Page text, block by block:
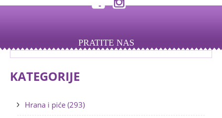
PRATITE NAS
KATEGORIJE
Hrana i piće (293)